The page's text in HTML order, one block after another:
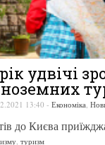
удвічі
13:40 - Економіка,
до Києва
, туризм